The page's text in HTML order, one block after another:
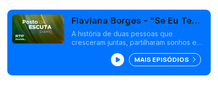
Flaviana Borges - "Se Eu Te
Conhecesse"
A história de duas pessoas que
cresceram juntas, partilharam sonhos e
anos, seguiram caminhos diferentes.
MAIS EPISÓDIOS